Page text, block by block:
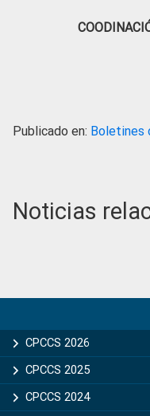
Publicado en: Boletines
Noticias
Sidebar
CPCCS 2026
CPCCS 2025
CPCCS 2024